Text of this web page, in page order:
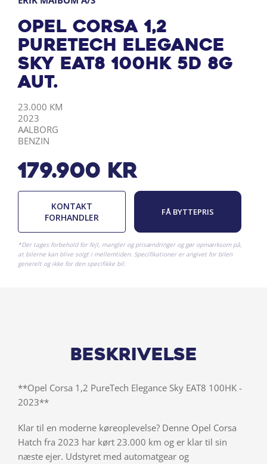
Opel Corsa 1,2
PureTech Elegance
Sky EAT8 100HK 5d 8g
Aut.
KILOMETER
23.000 KM
ÅRGANG
2023
BY
AALBORG
DRIVMIDDEL
BENZIN
179.900 kr
KONTAKT
FORHANDLER
FÅ BYTTEPRIS
*Der tages forbehold for fejl, mangler og prisændringer og gør opmærksom på,
at bilerne kan blive solgt i mellemtiden. Specifikationer er angivet for bilen
generelt og ikke for den specifikke bil.
Beskrivelse
**Opel Corsa 1,2 PureTech Elegance Sky EAT8 100HK -
2023**
Klar til en moderne køreoplevelse? Denne Opel Corsa
Hatch fra 2023 har kørt 23.000 km og er klar til sin
næste ejer. Udstyret med automatgear og